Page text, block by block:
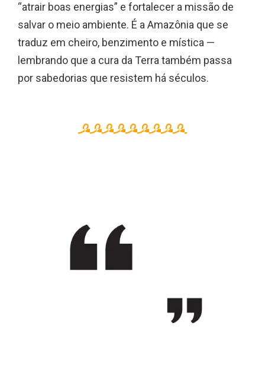
“atrair boas energias” e fortalecer a missão de
salvar o meio ambiente. É a Amazônia que se
traduz em cheiro, benzimento e mística —
lembrando que a cura da Terra também passa
por sabedorias que resistem há séculos.